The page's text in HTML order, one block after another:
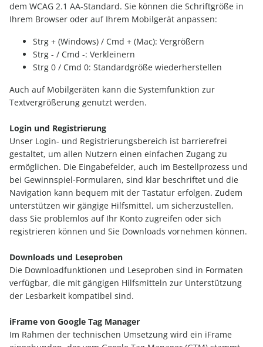
dem WCAG 2.1 AA-Standard. Sie können die Schriftgröße in
Ihrem Browser oder auf Ihrem Mobilgerät anpassen:
Strg + (Windows) / Cmd + (Mac): Vergrößern
Strg - / Cmd -: Verkleinern
Strg 0 / Cmd 0: Standardgröße wiederherstellen
Auch auf Mobilgeräten kann die Systemfunktion zur
Textvergrößerung genutzt werden.
Login und Registrierung
Unser Login- und Registrierungsbereich ist barrierefrei
gestaltet, um allen Nutzern einen einfachen Zugang zu
ermöglichen. Die Eingabefelder, auch im Bestellprozess und
bei Gewinnspiel-Formularen, sind klar beschriftet und die
Navigation kann bequem mit der Tastatur erfolgen. Zudem
unterstützen wir gängige Hilfsmittel, um sicherzustellen,
dass Sie problemlos auf Ihr Konto zugreifen oder sich
registrieren können und Sie Downloads vornehmen können.
Downloads und Leseproben
Die Downloadfunktionen und Leseproben sind in Formaten
verfügbar, die mit gängigen Hilfsmitteln zur Unterstützung
der Lesbarkeit kompatibel sind.
iFrame von Google Tag Manager
Im Rahmen der technischen Umsetzung wird ein iFrame